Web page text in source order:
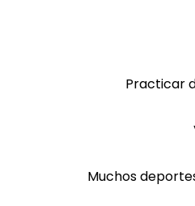
Practicar
Muchos